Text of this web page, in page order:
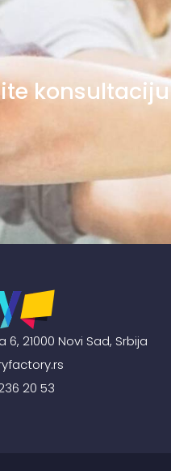
6, 21000 Novi Sad, Srbija
20 53